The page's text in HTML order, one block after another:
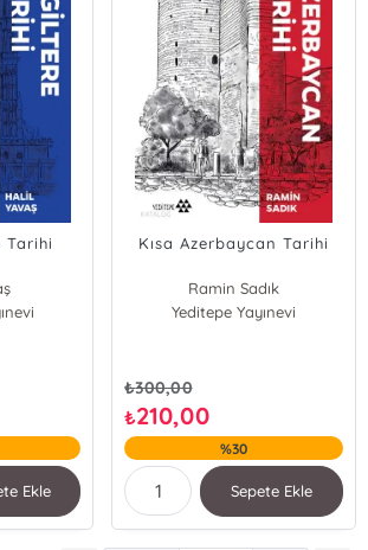
Tarihi
Ekle
Kısa Azerbaycan Tarihi
Ramin Sadık
Yeditepe Yayınevi
₺300,00
₺210,00
%30
Sepete Ekle